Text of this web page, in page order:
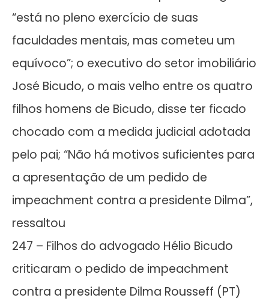
“está no pleno exercício de suas
faculdades mentais, mas cometeu um
equívoco”; o executivo do setor imobiliário
José Bicudo, o mais velho entre os quatro
filhos homens de Bicudo, disse ter ficado
chocado com a medida judicial adotada
pelo pai; “Não há motivos suficientes para
a apresentação de um pedido de
impeachment contra a presidente Dilma”,
ressaltou
247 – Filhos do advogado Hélio Bicudo
criticaram o pedido de impeachment
contra a presidente Dilma Rousseff (PT)